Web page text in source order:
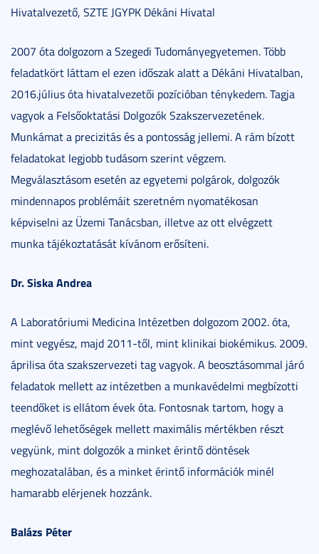
Hivatalvezető, SZTE JGYPK Dékáni Hivatal
2007 óta dolgozom a Szegedi Tudományegyetemen. Több
feladatkört láttam el ezen időszak alatt a Dékáni Hivatalban,
2016.július óta hivatalvezetői pozícióban ténykedem. Tagja
vagyok a Felsőoktatási Dolgozók Szakszervezetének.
Munkámat a precizitás és a pontosság jellemi. A rám bízott
feladatokat legjobb tudásom szerint végzem.
Megválasztásom esetén az egyetemi polgárok, dolgozók
mindennapos problémáit szeretném nyomatékosan
képviselni az Üzemi Tanácsban, illetve az ott elvégzett
munka tájékoztatását kívánom erősíteni.
Dr. Siska Andrea
A Laboratóriumi Medicina Intézetben dolgozom 2002. óta,
mint vegyész, majd 2011-től, mint klinikai biokémikus. 2009.
áprilisa óta szakszervezeti tag vagyok. A beosztásommal járó
feladatok mellett az intézetben a munkavédelmi megbízotti
teendőket is ellátom évek óta. Fontosnak tartom, hogy a
meglévő lehetőségek mellett maximális mértékben részt
vegyünk, mint dolgozók a minket érintő döntések
meghozatalában, és a minket érintő információk minél
hamarabb elérjenek hozzánk.
Balázs Péter